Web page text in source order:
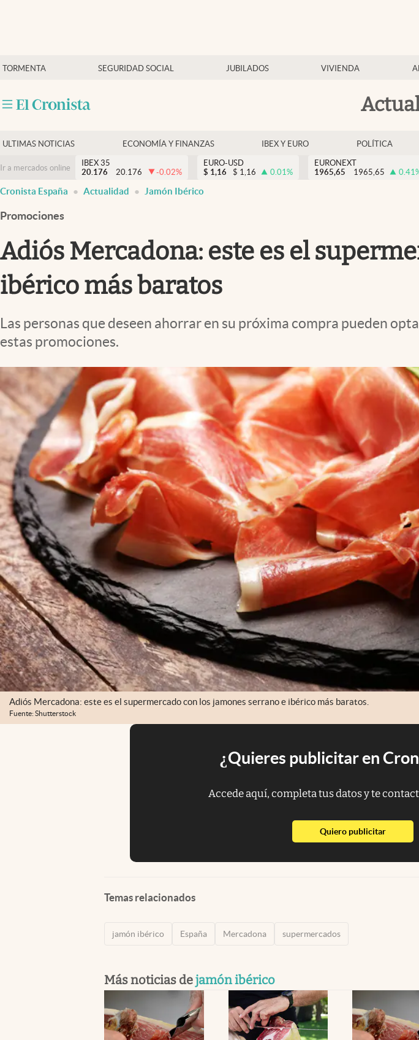
TORMENTA SEGURIDAD SOCIAL JUBILADOS VIVIENDA
Economía y finanzas
Criptomonedas
ULTIMAS NOTICIAS ECONOMÍA Y FINANZAS IBEX Y EURO POLÍTICA
Ir a mercados online
IBEX 35
20.176
20.176 -0.02%
EURO-USD
$ 1,16 $ 1,16 0.01%
EURONEXT
1965,65
1965,65 0.41
Cronista España Actualidad Jamón Ibérico
Promociones
Adiós Mercadona: este es el
ibérico más baratos
Las personas que deseen ahorrar en su próxima compra pueden
estas promociones.
Adiós Mercadona: este es el supermercado con los jamones serrano e ibérico más baratos.
Fuente: Shutterstock
¿Quieres publicitar en
Accede aquí, completa tus datos y te
Quiero publicitarabre en
Temas relacionados
jamón ibérico España Mercadona supermercados
Más noticias dejamón ibérico